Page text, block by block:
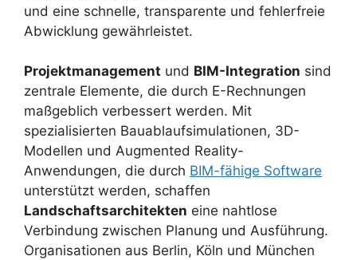
und eine schnelle, transparente und fehlerfreie
Abwicklung gewährleistet.
Projektmanagement und BIM-Integration sind
zentrale Elemente, die durch E-Rechnungen
maßgeblich verbessert werden. Mit
spezialisierten Bauablaufsimulationen, 3D-
Modellen und Augmented Reality-
Anwendungen, die durch BIM-fähige Software
unterstützt werden, schaffen
Landschaftsarchitekten eine nahtlose
Verbindung zwischen Planung und Ausführung.
Organisationen aus Berlin, Köln und München